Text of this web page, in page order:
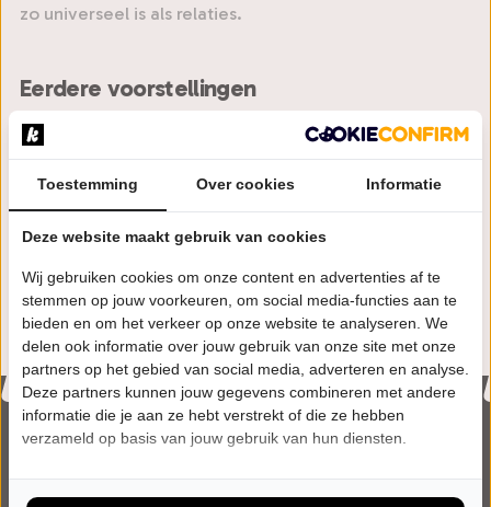
zo universeel is als relaties.
Eerdere voorstellingen
KORDAAT
KORDAATseizoen 24/25143 voorstellingenCabaret
KORDAATseizoen 23/248 voorstellingenCabaret
Toestemming Over cookies Informatie
Deze website maakt gebruik van cookies
Wij gebruiken cookies om onze content en advertenties af te
stemmen op jouw voorkeuren, om social media-functies aan te
bieden en om het verkeer op onze website te analyseren. We
delen ook informatie over jouw gebruik van onze site met onze
partners op het gebied van social media, adverteren en analyse.
Deze partners kunnen jouw gegevens combineren met andere
informatie die je aan ze hebt verstrekt of die ze hebben
verzameld op basis van jouw gebruik van hun diensten.